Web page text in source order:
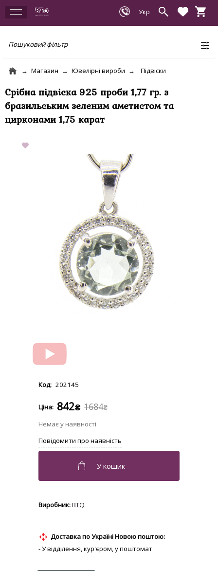
Пошуковий фільтр
Магазин Ювелірні вироби Підвіски
Срібна підвіска 925 проби 1,77 гр. з
бразильським зеленим аметистом та
цирконами 1,75 карат
202145
1684₴
842₴
BTQ
Доставка по Україні Новою поштою:
- У відділення, кур'єром, у поштомат